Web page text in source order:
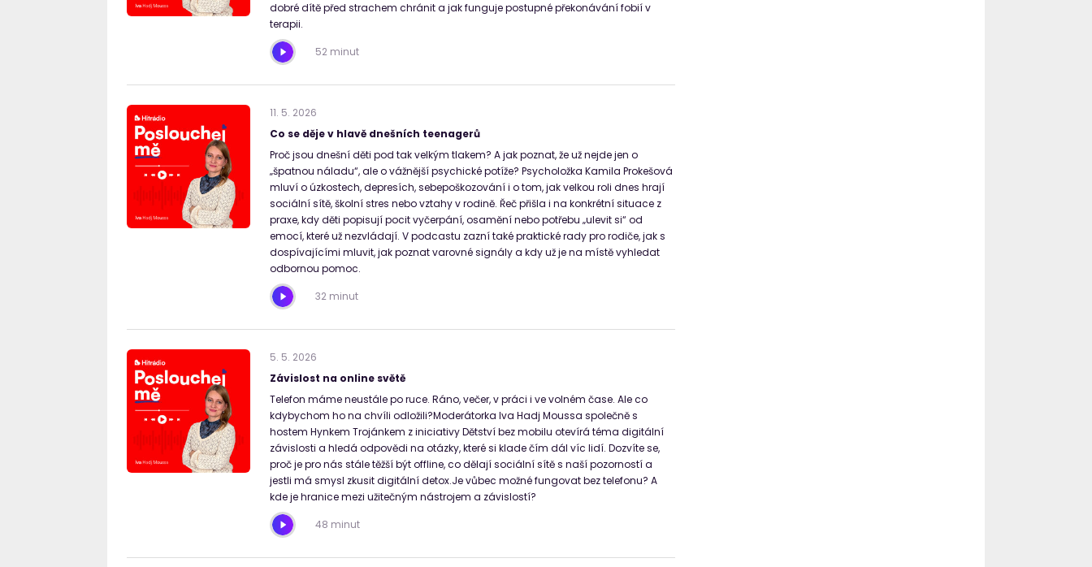
dobré dítě před strachem chránit a jak funguje postupné překonávání fobií v
terapii.
52 minut
11. 5. 2026
Co se děje v hlavě dnešních teenagerů
Proč jsou dnešní děti pod tak velkým tlakem? A jak poznat, že už nejde jen o
„špatnou náladu“, ale o vážnější psychické potíže? Psycholožka Kamila Prokešová
mluví o úzkostech, depresích, sebepoškozování i o tom, jak velkou roli dnes hrají
sociální sítě, školní stres nebo vztahy v rodině. Řeč přišla i na konkrétní situace z
praxe, kdy děti popisují pocit vyčerpání, osamění nebo potřebu „ulevit si“ od
emocí, které už nezvládají. V podcastu zazní také praktické rady pro rodiče, jak s
dospívajícími mluvit, jak poznat varovné signály a kdy už je na místě vyhledat
odbornou pomoc.
32 minut
5. 5. 2026
Závislost na online světě
Telefon máme neustále po ruce. Ráno, večer, v práci i ve volném čase. Ale co
kdybychom ho na chvíli odložili?Moderátorka Iva Hadj Moussa společně s
hostem Hynkem Trojánkem z iniciativy Dětství bez mobilu otevírá téma digitální
závislosti a hledá odpovědi na otázky, které si klade čím dál víc lidí. Dozvíte se,
proč je pro nás stále těžší být offline, co dělají sociální sítě s naší pozorností a
jestli má smysl zkusit digitální detox.Je vůbec možné fungovat bez telefonu? A
kde je hranice mezi užitečným nástrojem a závislostí?
48 minut